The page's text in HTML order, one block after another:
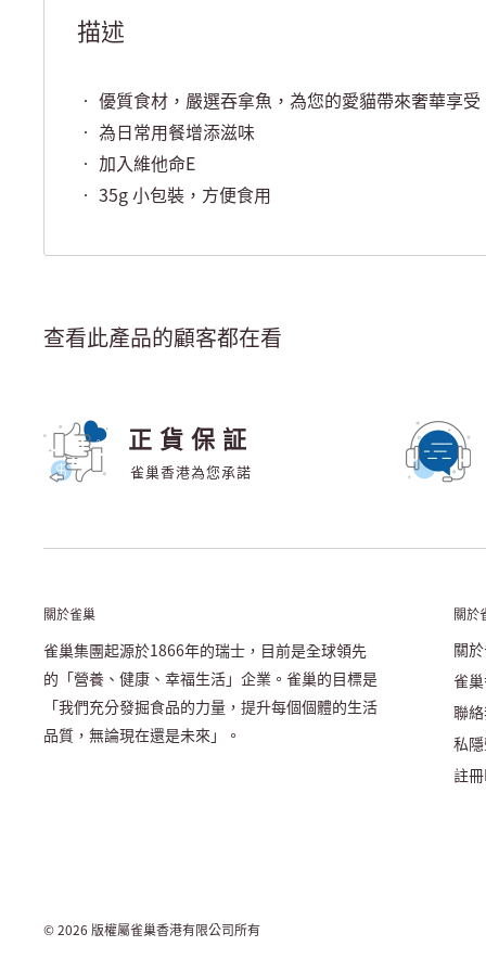
描述
• 優質食材，嚴選吞拿魚，為您的愛貓帶來奢華享受
• 為日常用餐增添滋味
• 加入維他命E
• 35g 小包裝，方便食用
查看此產品的顧客都在看
正貨保証
雀巢香港為您承諾
關於雀巢
雀巢集團起源於1866年的瑞士，目前是全球領先
的「營養、健康、幸福生活」企業。雀巢的目標是
「我們充分發掘食品的力量，提升每個個體的生活
品質，無論現在還是未來」。
關於
關
雀
聯
私
註
© 2026 版權屬雀巢香港有限公司所有